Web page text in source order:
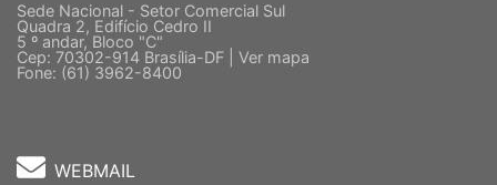
Sede Nacional - Setor Comercial Sul
Quadra 2, Edifício Cedro II
5 º andar, Bloco "C"
Cep: 70302-914 Brasília-DF | Ver mapa
Fone: (61) 3962-8400
WEBMAIL